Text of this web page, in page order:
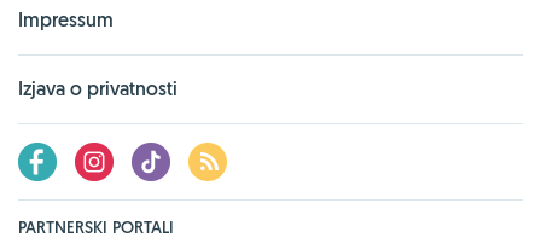
Impressum
Izjava o privatnosti
PARTNERSKI PORTALI